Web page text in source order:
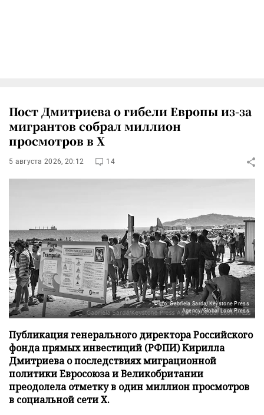
Пост Дмитриева о гибели Европы из-за
мигрантов собрал миллион
просмотров в X
5 августа 2026, 20:12 14
Фото: Gabriela Sarda/Keystone Press
Agency/Global Look Press
Публикация генерального директора Российского
фонда прямых инвестиций (РФПИ) Кирилла
Дмитриева о последствиях миграционной
политики Евросоюза и Великобритании
преодолела отметку в один миллион просмотров
в социальной сети X.